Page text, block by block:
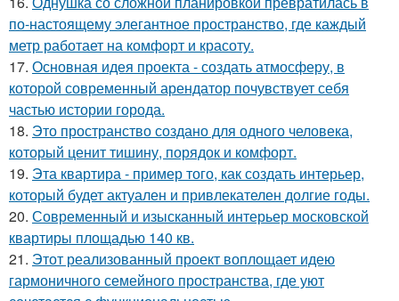
по-настоящему элегантное пространство, где каждый
метр работает на комфорт и красоту.
17. Основная идея проекта - создать атмосферу, в
которой современный арендатор почувствует себя
частью истории города.
18. Это пространство создано для одного человека,
который ценит тишину, порядок и комфорт.
19. Эта квартира - пример того, как создать интерьер,
который будет актуален и привлекателен долгие годы.
20. Современный и изысканный интерьер московской
квартиры площадью 140 кв.
21. Этот реализованный проект воплощает идею
гармоничного семейного пространства, где уют